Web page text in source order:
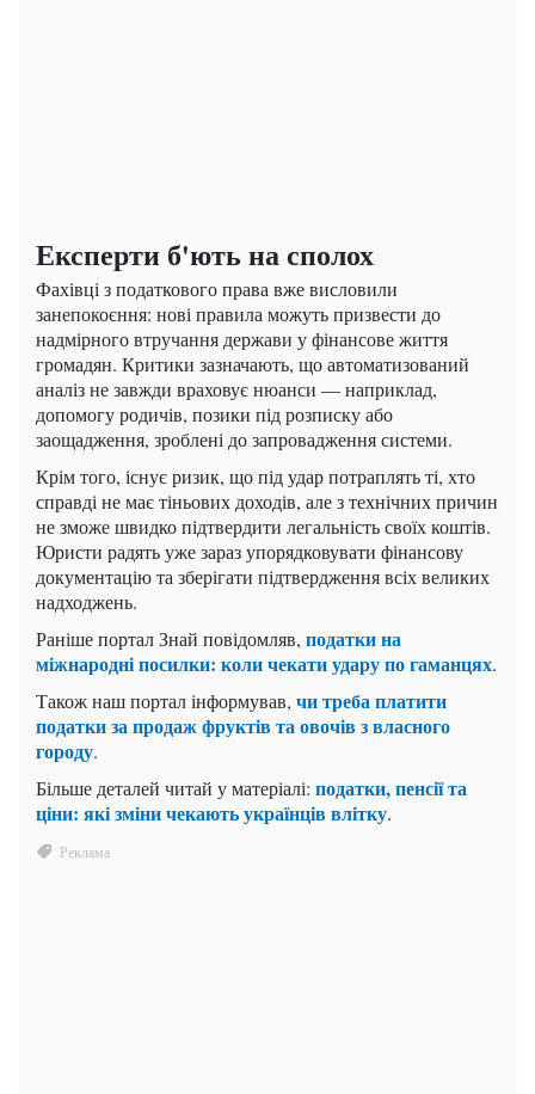
Експерти б'ють на сполох
Фахівці з податкового права вже висловили
занепокоєння: нові правила можуть призвести до
надмірного втручання держави у фінансове життя
громадян. Критики зазначають, що автоматизований
аналіз не завжди враховує нюанси — наприклад,
допомогу родичів, позики під розписку або
заощадження, зроблені до запровадження системи.
Крім того, існує ризик, що під удар потраплять ті, хто
справді не має тіньових доходів, але з технічних причин
не зможе швидко підтвердити легальність своїх коштів.
Юристи радять уже зараз упорядковувати фінансову
документацію та зберігати підтвердження всіх великих
надходжень.
Раніше портал Знай повідомляв, податки на
міжнародні посилки: коли чекати удару по гаманцях.
Також наш портал інформував, чи треба платити
податки за продаж фруктів та овочів з власного
городу.
Більше деталей читай у матеріалі: податки, пенсії та
ціни: які зміни чекають українців влітку.